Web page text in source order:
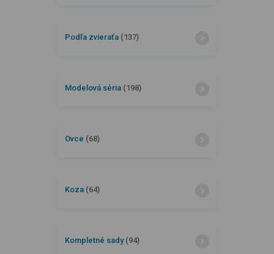
Podľa zvieraťa (137)
Modelová séria (198)
Ovce (68)
Koza (64)
Kompletné sady (94)